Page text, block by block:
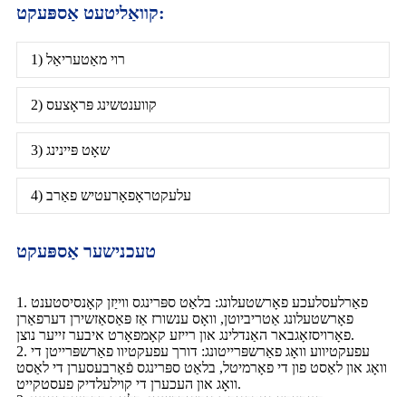
קוואַליטעט אַספּעקט:
1) רוי מאַטעריאַל
2) קווענטשינג פּראָצעס
3) שאָט פּיינינג
4) עלעקטראָפאָרעטיש פאַרב
טעכנישער אַספּעקט
1. פאַרלעסלעכע פאָרשטעלונג: בלאַט ספּרינגס ווייַזן קאָנסיסטענט
פאָרשטעלונג אַטריביוטן, וואָס ענשורז אַז פּאַסאַזשירן דערפאַרן
פאָרויסזאָגבאר האַנדלינג און רייזע קאָמפאָרט איבער זייער נוצן.
2. עפעקטיווע וואָג פאַרשפּרייטונג: דורך עפעקטיוו פאַרשפּרייטן די
וואָג און לאַסט פון די פאָרמיטל, בלאַט ספּרינגס פֿאַרבעסערן די לאַסט
וואָג און העכערן די קוילעלדיק פעסטקייט.